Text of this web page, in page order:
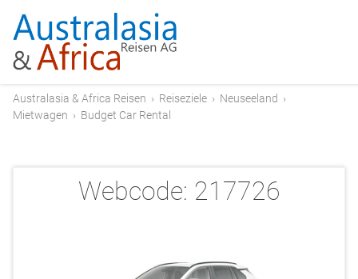
Australasia & Africa Reisen › Reiseziele › Neuseeland ›
Mietwagen › Budget Car Rental
Webcode: 217726